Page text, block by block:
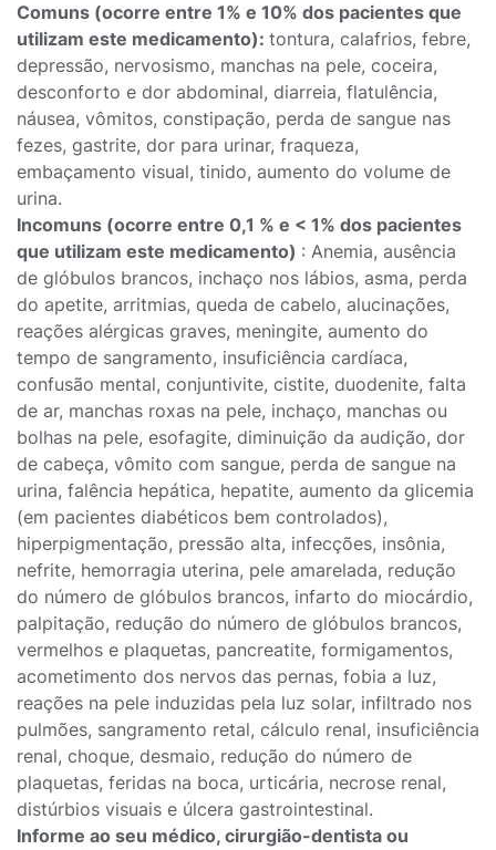
Comuns (ocorre entre 1% e 10% dos pacientes que
utilizam este medicamento): tontura, calafrios, febre,
depressão, nervosismo, manchas na pele, coceira,
desconforto e dor abdominal, diarreia, flatulência,
náusea, vômitos, constipação, perda de sangue nas
fezes, gastrite, dor para urinar, fraqueza,
embaçamento visual, tinido, aumento do volume de
urina.
Incomuns (ocorre entre 0,1 % e < 1% dos pacientes
que utilizam este medicamento) : Anemia, ausência
de glóbulos brancos, inchaço nos lábios, asma, perda
do apetite, arritmias, queda de cabelo, alucinações,
reações alérgicas graves, meningite, aumento do
tempo de sangramento, insuficiência cardíaca,
confusão mental, conjuntivite, cistite, duodenite, falta
de ar, manchas roxas na pele, inchaço, manchas ou
bolhas na pele, esofagite, diminuição da audição, dor
de cabeça, vômito com sangue, perda de sangue na
urina, falência hepática, hepatite, aumento da glicemia
(em pacientes diabéticos bem controlados),
hiperpigmentação, pressão alta, infecções, insônia,
nefrite, hemorragia uterina, pele amarelada, redução
do número de glóbulos brancos, infarto do miocárdio,
palpitação, redução do número de glóbulos brancos,
vermelhos e plaquetas, pancreatite, formigamentos,
acometimento dos nervos das pernas, fobia a luz,
reações na pele induzidas pela luz solar, infiltrado nos
pulmões, sangramento retal, cálculo renal, insuficiência
renal, choque, desmaio, redução do número de
plaquetas, feridas na boca, urticária, necrose renal,
distúrbios visuais e úlcera gastrointestinal.
Informe ao seu médico, cirurgião-dentista ou